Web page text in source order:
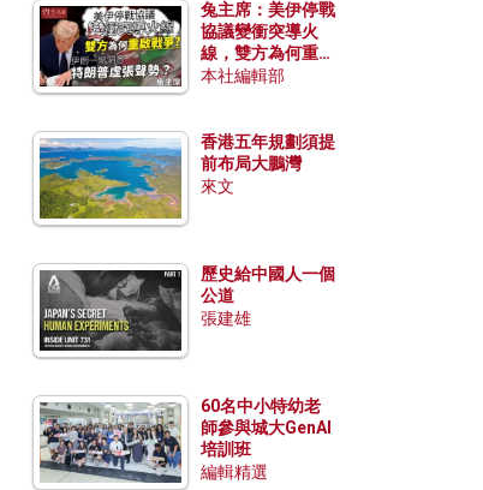
兔主席：美伊停戰
協議變衝突導火
線，雙方為何重啟
戰爭？伊朗一早洞
本社編輯部
香港五年規劃須提
前布局大鵬灣
來文
歷史給中國人一個
公道
張建雄
60名中小特幼老
師參與城大GenAI
培訓班
編輯精選